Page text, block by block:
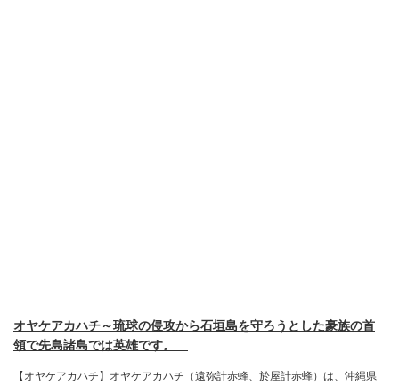
オヤケアカハチ～琉球の侵攻から石垣島を守ろうとした豪族の首
領で先島諸島では英雄です。
【オヤケアカハチ】オヤケアカハチ（遠弥計赤蜂、於屋計赤蜂）は、沖縄県